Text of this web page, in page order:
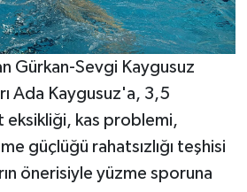
Gürkan-Sevgi Kaygusuz
Ada Kaygusuz'a, 3,5
eksikliği, kas problemi,
güçlüğü rahatsızlığı teşhisi
önerisiyle yüzme sporuna